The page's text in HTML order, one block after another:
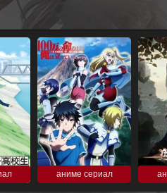
аниме сериал